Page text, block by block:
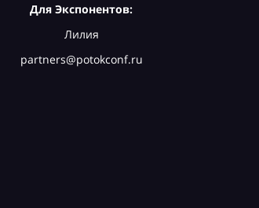
Для Экспонентов:
Лилия
partners@potokconf.ru